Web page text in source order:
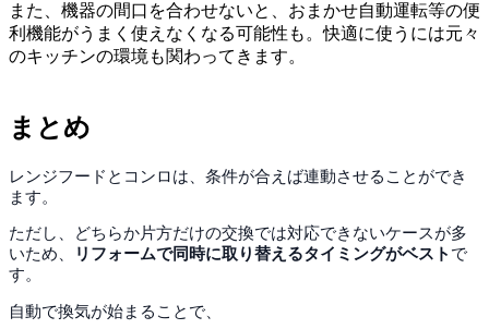
また、機器の間口を合わせないと、おまかせ自動運転等の便
利機能がうまく使えなくなる可能性も。快適に使うには元々
のキッチンの環境も関わってきます。
まとめ
レンジフードとコンロは、条件が合えば連動させることができ
ます。
ただし、どちらか片方だけの交換では対応できないケースが多
いため、
リフォームで同時に取り替えるタイミングがベスト で
す。
自動で換気が始まることで、